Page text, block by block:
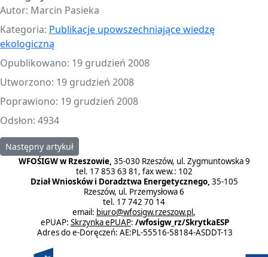
Autor: Marcin Pasieka
Kategoria: Publikacje upowszechniające wiedzę
ekologiczną
Opublikowano: 19 grudzień 2008
Utworzono: 19 grudzień 2008
Poprawiono: 19 grudzień 2008
Odsłon: 4934
Następny artykuł: Stowarzyszenie "EKOSKOP" Rzeszów -
Następny artykuł
WFOŚIGW w Rzeszowie, 35-030 Rzeszów, ul. Zygmuntowska 9
tel. 17 853 63 81, fax wew.: 102
Dział Wniosków i Doradztwa Energetycznego, 35-105
Rzeszów, ul. Przemysłowa 6
tel. 17 742 70 14
email: biuro@wfosigw.rzeszow.pl,
ePUAP: Skrzynka ePUAP: /wfosigw_rz/SkrytkaESP
Adres do e-Doręczeń: AE:PL-55516-58184-ASDDT-13